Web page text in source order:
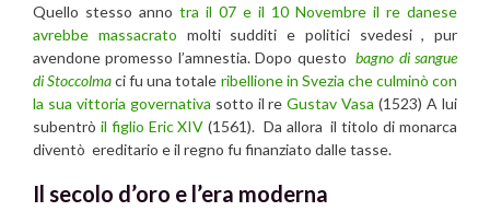
Quello stesso anno tra il 07 e il 10 Novembre il re danese
avrebbe massacrato molti sudditi e politici svedesi , pur
avendone promesso l’amnestia. Dopo questobagno di sangue
di Stoccolmaci fu una totale ribellione in Svezia che culminò con
la sua vittoria governativa sotto il reGustav Vasa (1523) A lui
subentrò il figlio Eric XIV (1561). Da allora il titolo di monarca
diventò ereditario e il regno fu finanziato dalle tasse.
Il secolo d’oro e l’era moderna